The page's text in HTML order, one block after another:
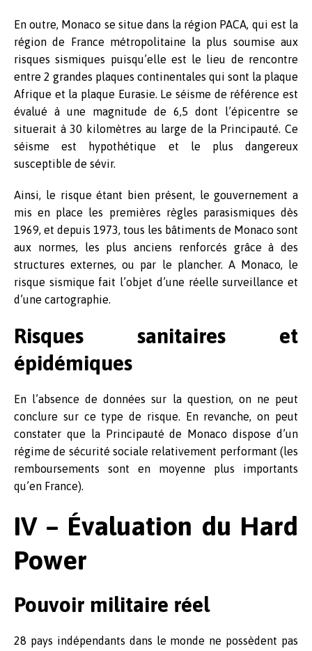
En outre, Monaco se situe dans la région PACA, qui est la
région de France métropolitaine la plus soumise aux
risques sismiques puisqu’elle est le lieu de rencontre
entre 2 grandes plaques continentales qui sont la plaque
Afrique et la plaque Eurasie. Le séisme de référence est
évalué à une magnitude de 6,5 dont l’épicentre se
situerait à 30 kilomètres au large de la Principauté. Ce
séisme est hypothétique et le plus dangereux
susceptible de sévir.
Ainsi, le risque étant bien présent, le gouvernement a
mis en place les premières règles parasismiques dès
1969, et depuis 1973, tous les bâtiments de Monaco sont
aux normes, les plus anciens renforcés grâce à des
structures externes, ou par le plancher. A Monaco, le
risque sismique fait l’objet d’une réelle surveillance et
d’une cartographie.
Risques sanitaires et
épidémiques
En l’absence de données sur la question, on ne peut
conclure sur ce type de risque. En revanche, on peut
constater que la Principauté de Monaco dispose d’un
régime de sécurité sociale relativement performant (les
remboursements sont en moyenne plus importants
qu’en France).
IV – Évaluation du Hard
Power
Pouvoir militaire réel
28 pays indépendants dans le monde ne possèdent pas